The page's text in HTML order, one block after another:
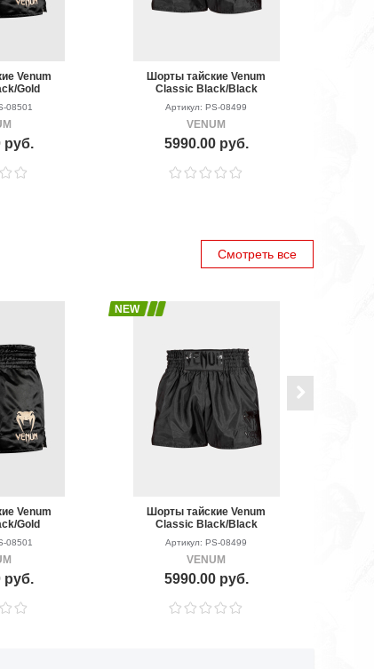
Venum
Gold
08501
руб.
Шорты тайские Venum
Classic Black/Black
Артикул: PS-08499
VENUM
5990.00 руб.
Смотреть все
Venum
Gold
08501
руб.
NEW
Шорты тайские Venum
Classic Black/Black
Артикул: PS-08499
VENUM
5990.00 руб.